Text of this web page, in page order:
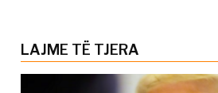
LAJME TË TJERA